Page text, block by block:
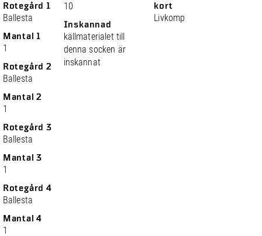
Rotegård 1
Ballesta
Mantal 1
1
Rotegård 2
Ballesta
Mantal 2
1
Rotegård 3
Ballesta
Mantal 3
1
Rotegård 4
Ballesta
Mantal 4
1
10
Inskannad
källmaterialet till
denna socken är
inskannat
kort
Livkomp